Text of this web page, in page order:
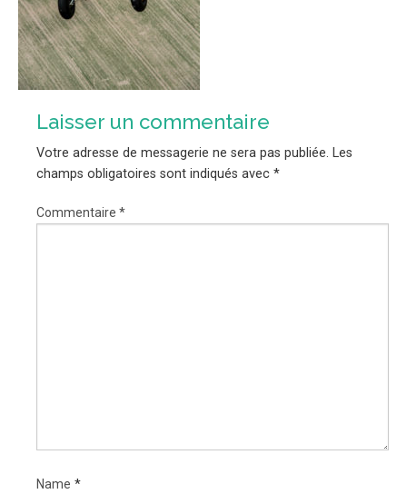
Laisser un commentaire
Votre adresse de messagerie ne sera pas publiée. Les
champs obligatoires sont indiqués avec *
Commentaire *
Name *